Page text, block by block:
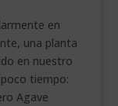
en
una planta
en nuestro
tiempo:
Agave